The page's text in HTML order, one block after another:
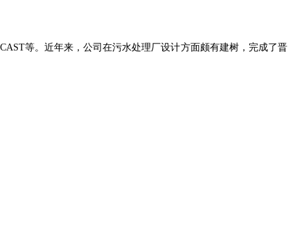
等。近年来，公司在污水处理厂设计方面颇有建树，完成了晋